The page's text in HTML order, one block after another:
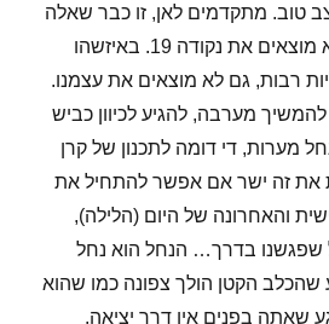
טוב. מתקדמים לאן, זו כבר שאלה
אחרת. אנחנו פשוט לא מוצאים את נקודה 19. באיזשהו
רבות, גם לא מוצאים את עצמנו.
מערבה, להגיע לכיוון כביש
מערות, די דומה לתכנון של קרן
את זה ישר אם אפשר להתחיל את
והאחרונה של היום (הלילה),
שפגשנו בדרך… הנחל הוא נחל
שהכלב הקטן הולך צפונה כמו שהוא
שאתה בפנים אין דרך יציאה.